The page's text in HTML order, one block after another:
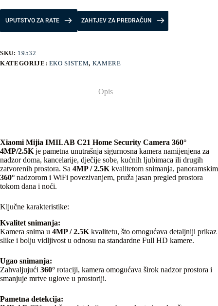
UPUTSTVO ZA RATE ZAHTJEV ZA PREDRAČUN
SKU: 19532
KATEGORIJE: EKO SISTEM, KAMERE
Opis
Xiaomi Mijia IMILAB C21 Home Security Camera 360°
4MP/2.5K je pametna unutrašnja sigurnosna kamera namijenjena za
nadzor doma, kancelarije, dječije sobe, kućnih ljubimaca ili drugih
zatvorenih prostora. Sa 4MP / 2.5K kvalitetom snimanja, panoramskim
360° nadzorom i WiFi povezivanjem, pruža jasan pregled prostora
tokom dana i noći.
Ključne karakteristike:
Kvalitet snimanja:
Kamera snima u 4MP / 2.5K kvalitetu, što omogućava detaljniji prikaz
slike i bolju vidljivost u odnosu na standardne Full HD kamere.
Ugao snimanja:
Zahvaljujući 360° rotaciji, kamera omogućava širok nadzor prostora i
smanjuje mrtve uglove u prostoriji.
Pametna detekcija: